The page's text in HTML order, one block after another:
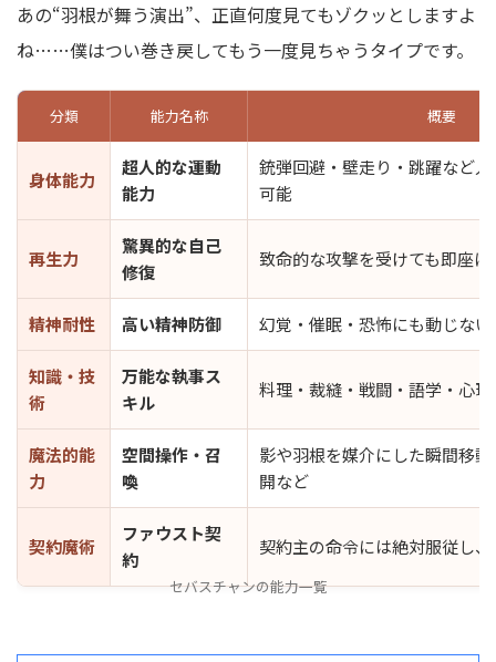
あの“羽根が舞う演出”、正直何度見てもゾクッとしますよ
ね……僕はつい巻き戻してもう一度見ちゃうタイプです。
分類 能力名称 概要
身体能力
超人的な運動
能力
銃弾回避・壁走り・跳躍など
可能
再生力
驚異的な自己
修復
致命的な攻撃を受けても即座
精神耐性 高い精神防御 幻覚・催眠・恐怖にも動じな
知識・技
術
万能な執事ス
キル
料理・裁縫・戦闘・語学・心
魔法的能
力
空間操作・召
喚
影や羽根を媒介にした瞬間移
開など
契約魔術
ファウスト契
約
契約主の命令には絶対服従し
セバスチャンの能力一覧